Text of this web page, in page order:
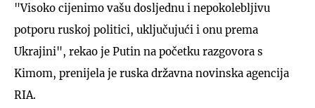
"Visoko cijenimo vašu dosljednu i nepokolebljivu
potporu ruskoj politici, uključujući i onu prema
Ukrajini", rekao je Putin na početku razgovora s
Kimom, prenijela je ruska državna novinska agencija
RIA.